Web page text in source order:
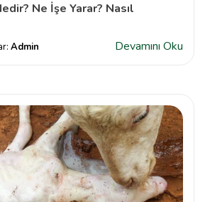
Ne İşe Yarar? Nasıl
Admin Devamını Oku